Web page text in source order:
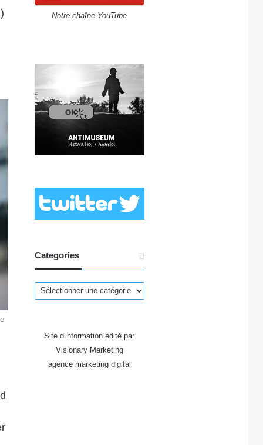
Notre chaîne YouTube
Categories
Categories
Site d'information édité par
Visionary Marketing
agence marketing digital